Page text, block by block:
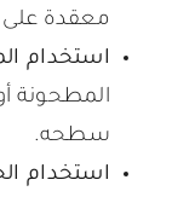
معقدة
استخدام
المطحونة
سطحه.
استخدام